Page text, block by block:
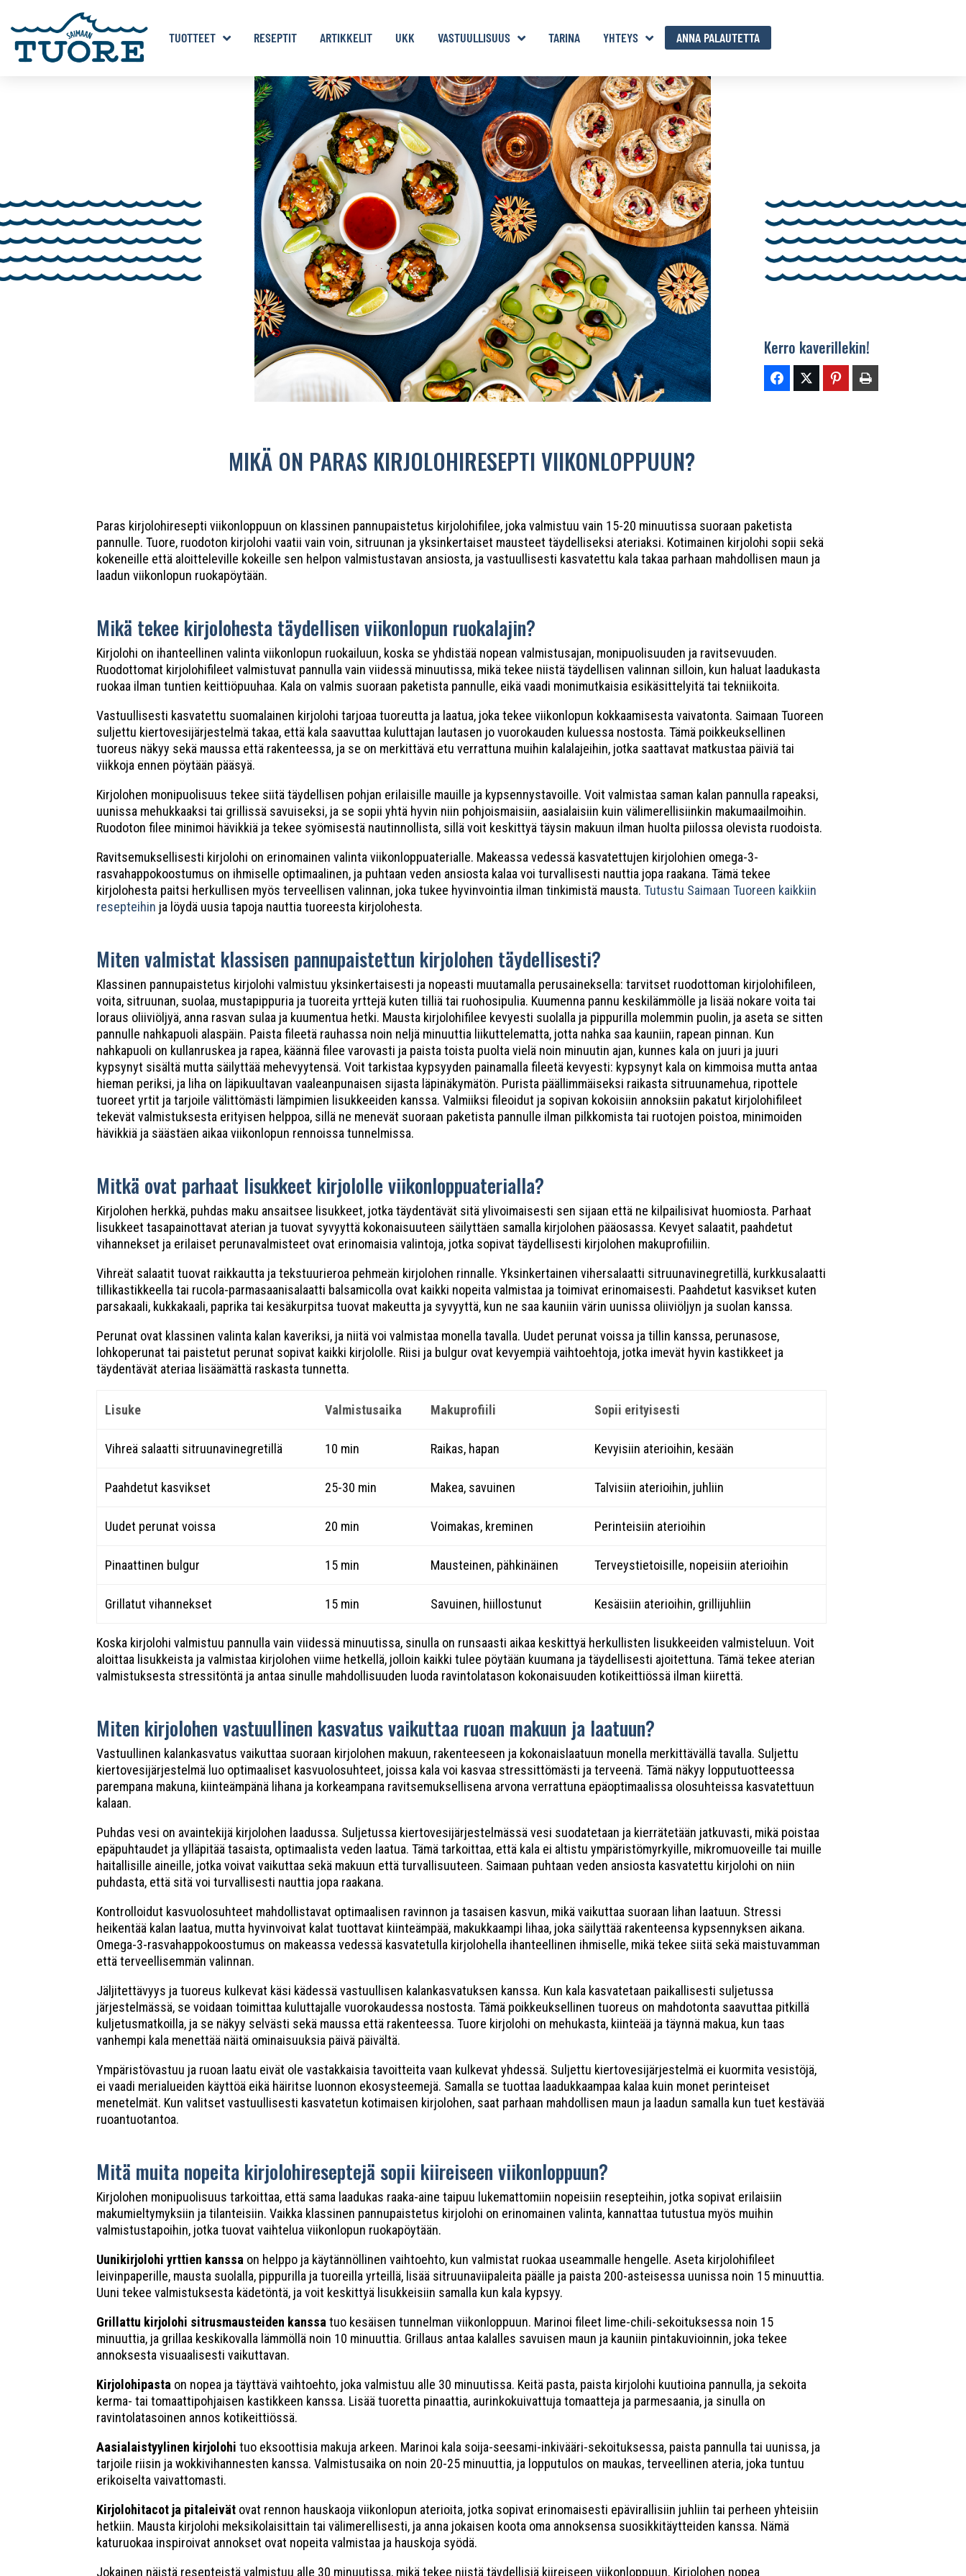
TUOTTEET RESEPTIT ARTIKKELIT UKK VASTUULLISUUS TARINA YHTEYS ANNA PALAUTETTA
Kerro kaverillekin!
MIKÄ ON PARAS KIRJOLOHIRESEPTI VIIKONLOPPUUN?
Paras kirjolohiresepti viikonloppuun on klassinen pannupaistetus kirjolohifilee, joka valmistuu vain 15-20 minuutissa suoraan paketista
pannulle. Tuore, ruodoton kirjolohi vaatii vain voin, sitruunan ja yksinkertaiset mausteet täydelliseksi ateriaksi. Kotimainen kirjolohi sopii sekä
kokeneille että aloitteleville kokeille sen helpon valmistustavan ansiosta, ja vastuullisesti kasvatettu kala takaa parhaan mahdollisen maun ja
laadun viikonlopun ruokapöytään.
Mikä tekee kirjolohesta täydellisen viikonlopun ruokalajin?
Kirjolohi on ihanteellinen valinta viikonlopun ruokailuun, koska se yhdistää nopean valmistusajan, monipuolisuuden ja ravitsevuuden.
Ruodottomat kirjolohifileet valmistuvat pannulla vain viidessä minuutissa, mikä tekee niistä täydellisen valinnan silloin, kun haluat laadukasta
ruokaa ilman tuntien keittiöpuuhaa. Kala on valmis suoraan paketista pannulle, eikä vaadi monimutkaisia esikäsittelyitä tai tekniikoita.
Vastuullisesti kasvatettu suomalainen kirjolohi tarjoaa tuoreutta ja laatua, joka tekee viikonlopun kokkaamisesta vaivatonta. Saimaan Tuoreen
suljettu kiertovesijärjestelmä takaa, että kala saavuttaa kuluttajan lautasen jo vuorokauden kuluessa nostosta. Tämä poikkeuksellinen
tuoreus näkyy sekä maussa että rakenteessa, ja se on merkittävä etu verrattuna muihin kalalajeihin, jotka saattavat matkustaa päiviä tai
viikkoja ennen pöytään pääsyä.
Kirjolohen monipuolisuus tekee siitä täydellisen pohjan erilaisille mauille ja kypsennystavoille. Voit valmistaa saman kalan pannulla rapeaksi,
uunissa mehukkaaksi tai grillissä savuiseksi, ja se sopii yhtä hyvin niin pohjoismaisiin, aasialaisiin kuin välimerellisiinkin makumaailmoihin.
Ruodoton filee minimoi hävikkiä ja tekee syömisestä nautinnollista, sillä voit keskittyä täysin makuun ilman huolta piilossa olevista ruodoista.
Ravitsemuksellisesti kirjolohi on erinomainen valinta viikonloppuaterialle. Makeassa vedessä kasvatettujen kirjolohien omega-3-
rasvahappokoostumus on ihmiselle optimaalinen, ja puhtaan veden ansiosta kalaa voi turvallisesti nauttia jopa raakana. Tämä tekee
kirjolohesta paitsi herkullisen myös terveellisen valinnan, joka tukee hyvinvointia ilman tinkimistä mausta.Tutustu Saimaan Tuoreen kaikkiin
resepteihin ja löydä uusia tapoja nauttia tuoreesta kirjolohesta.
Miten valmistat klassisen pannupaistettun kirjolohen täydellisesti?
Klassinen pannupaistetus kirjolohi valmistuu yksinkertaisesti ja nopeasti muutamalla perusaineksella: tarvitset ruodottoman kirjolohifileen,
voita, sitruunan, suolaa, mustapippuria ja tuoreita yrttejä kuten tilliä tai ruohosipulia. Kuumenna pannu keskilämmölle ja lisää nokare voita tai
loraus oliiviöljyä, anna rasvan sulaa ja kuumentua hetki. Mausta kirjolohifilee kevyesti suolalla ja pippurilla molemmin puolin, ja aseta se sitten
pannulle nahkapuoli alaspäin. Paista fileetä rauhassa noin neljä minuuttia liikuttelematta, jotta nahka saa kauniin, rapean pinnan. Kun
nahkapuoli on kullanruskea ja rapea, käännä filee varovasti ja paista toista puolta vielä noin minuutin ajan, kunnes kala on juuri ja juuri
kypsynyt sisältä mutta säilyttää mehevyytensä. Voit tarkistaa kypsyyden painamalla fileetä kevyesti: kypsynyt kala on kimmoisa mutta antaa
hieman periksi, ja liha on läpikuultavan vaaleanpunaisen sijasta läpinäkymätön. Purista päällimmäiseksi raikasta sitruunamehua, ripottele
tuoreet yrtit ja tarjoile välittömästi lämpimien lisukkeeiden kanssa. Valmiiksi fileoidut ja sopivan kokoisiin annoksiin pakatut kirjolohifileet
tekevät valmistuksesta erityisen helppoa, sillä ne menevät suoraan paketista pannulle ilman pilkkomista tai ruotojen poistoa, minimoiden
hävikkiä ja säästäen aikaa viikonlopun rennoissa tunnelmissa.
Mitkä ovat parhaat lisukkeet kirjololle viikonloppuaterialla?
Kirjolohen herkkä, puhdas maku ansaitsee lisukkeet, jotka täydentävät sitä ylivoimaisesti sen sijaan että ne kilpailisivat huomiosta. Parhaat
lisukkeet tasapainottavat aterian ja tuovat syvyyttä kokonaisuuteen säilyttäen samalla kirjolohen pääosassa. Kevyet salaatit, paahdetut
vihannekset ja erilaiset perunavalmisteet ovat erinomaisia valintoja, jotka sopivat täydellisesti kirjolohen makuprofiiliin.
Vihreät salaatit tuovat raikkautta ja tekstuurieroa pehmeän kirjolohen rinnalle. Yksinkertainen vihersalaatti sitruunavinegretillä, kurkkusalaatti
tillikastikkeella tai rucola-parmasaanisalaatti balsamicolla ovat kaikki nopeita valmistaa ja toimivat erinomaisesti. Paahdetut kasvikset kuten
parsakaali, kukkakaali, paprika tai kesäkurpitsa tuovat makeutta ja syvyyttä, kun ne saa kauniin värin uunissa oliiviöljyn ja suolan kanssa.
Perunat ovat klassinen valinta kalan kaveriksi, ja niitä voi valmistaa monella tavalla. Uudet perunat voissa ja tillin kanssa, perunasose,
lohkoperunat tai paistetut perunat sopivat kaikki kirjololle. Riisi ja bulgur ovat kevyempiä vaihtoehtoja, jotka imevät hyvin kastikkeet ja
täydentävät ateriaa lisäämättä raskasta tunnetta.
Lisuke Valmistusaika Makuprofiili Sopii erityisesti
Vihreä salaatti sitruunavinegretillä 10 min Raikas, hapan Kevyisiin aterioihin, kesään
Paahdetut kasvikset 25-30 min Makea, savuinen Talvisiin aterioihin, juhliin
Uudet perunat voissa 20 min Voimakas, kreminen Perinteisiin aterioihin
Pinaattinen bulgur 15 min Mausteinen, pähkinäinen Terveystietoisille, nopeisiin aterioihin
Grillatut vihannekset 15 min Savuinen, hiillostunut Kesäisiin aterioihin, grillijuhliin
Koska kirjolohi valmistuu pannulla vain viidessä minuutissa, sinulla on runsaasti aikaa keskittyä herkullisten lisukkeeiden valmisteluun. Voit
aloittaa lisukkeista ja valmistaa kirjolohen viime hetkellä, jolloin kaikki tulee pöytään kuumana ja täydellisesti ajoitettuna. Tämä tekee aterian
valmistuksesta stressitöntä ja antaa sinulle mahdollisuuden luoda ravintolatason kokonaisuuden kotikeittiössä ilman kiirettä.
Miten kirjolohen vastuullinen kasvatus vaikuttaa ruoan makuun ja laatuun?
Vastuullinen kalankasvatus vaikuttaa suoraan kirjolohen makuun, rakenteeseen ja kokonaislaatuun monella merkittävällä tavalla. Suljettu
kiertovesijärjestelmä luo optimaaliset kasvuolosuhteet, joissa kala voi kasvaa stressittömästi ja terveenä. Tämä näkyy lopputuotteessa
parempana makuna, kiinteämpänä lihana ja korkeampana ravitsemuksellisena arvona verrattuna epäoptimaalissa olosuhteissa kasvatettuun
kalaan.
Puhdas vesi on avaintekijä kirjolohen laadussa. Suljetussa kiertovesijärjestelmässä vesi suodatetaan ja kierrätetään jatkuvasti, mikä poistaa
epäpuhtaudet ja ylläpitää tasaista, optimaalista veden laatua. Tämä tarkoittaa, että kala ei altistu ympäristömyrkyille, mikromuoveille tai muille
haitallisille aineille, jotka voivat vaikuttaa sekä makuun että turvallisuuteen. Saimaan puhtaan veden ansiosta kasvatettu kirjolohi on niin
puhdasta, että sitä voi turvallisesti nauttia jopa raakana.
Kontrolloidut kasvuolosuhteet mahdollistavat optimaalisen ravinnon ja tasaisen kasvun, mikä vaikuttaa suoraan lihan laatuun. Stressi
heikentää kalan laatua, mutta hyvinvoivat kalat tuottavat kiinteämpää, makukkaampi lihaa, joka säilyttää rakenteensa kypsennyksen aikana.
Omega-3-rasvahappokoostumus on makeassa vedessä kasvatetulla kirjolohella ihanteellinen ihmiselle, mikä tekee siitä sekä maistuvamman
että terveellisemmän valinnan.
Jäljitettävyys ja tuoreus kulkevat käsi kädessä vastuullisen kalankasvatuksen kanssa. Kun kala kasvatetaan paikallisesti suljetussa
järjestelmässä, se voidaan toimittaa kuluttajalle vuorokaudessa nostosta. Tämä poikkeuksellinen tuoreus on mahdotonta saavuttaa pitkillä
kuljetusmatkoilla, ja se näkyy selvästi sekä maussa että rakenteessa. Tuore kirjolohi on mehukasta, kiinteää ja täynnä makua, kun taas
vanhempi kala menettää näitä ominaisuuksia päivä päivältä.
Ympäristövastuu ja ruoan laatu eivät ole vastakkaisia tavoitteita vaan kulkevat yhdessä. Suljettu kiertovesijärjestelmä ei kuormita vesistöjä,
ei vaadi merialueiden käyttöä eikä häiritse luonnon ekosysteemejä. Samalla se tuottaa laadukkaampaa kalaa kuin monet perinteiset
menetelmät. Kun valitset vastuullisesti kasvatetun kotimaisen kirjolohen, saat parhaan mahdollisen maun ja laadun samalla kun tuet kestävää
ruoantuotantoa.
Mitä muita nopeita kirjolohireseptejä sopii kiireiseen viikonloppuun?
Kirjolohen monipuolisuus tarkoittaa, että sama laadukas raaka-aine taipuu lukemattomiin nopeisiin resepteihin, jotka sopivat erilaisiin
makumieltymyksiin ja tilanteisiin. Vaikka klassinen pannupaistetus kirjolohi on erinomainen valinta, kannattaa tutustua myös muihin
valmistustapoihin, jotka tuovat vaihtelua viikonlopun ruokapöytään.
Uunikirjolohi yrttien kanssa on helppo ja käytännöllinen vaihtoehto, kun valmistat ruokaa useammalle hengelle. Aseta kirjolohifileet
leivinpaperille, mausta suolalla, pippurilla ja tuoreilla yrteillä, lisää sitruunaviipaleita päälle ja paista 200-asteisessa uunissa noin 15 minuuttia.
Uuni tekee valmistuksesta kädetöntä, ja voit keskittyä lisukkeisiin samalla kun kala kypsyy.
Grillattu kirjolohi sitrusmausteiden kanssatuo kesäisen tunnelman viikonloppuun. Marinoi fileet lime-chili-sekoituksessa noin 15
minuuttia, ja grillaa keskikovalla lämmöllä noin 10 minuuttia. Grillaus antaa kalalles savuisen maun ja kauniin pintakuvioinnin, joka tekee
annoksesta visuaalisesti vaikuttavan.
Kirjolohipasta on nopea ja täyttävä vaihtoehto, joka valmistuu alle 30 minuutissa. Keitä pasta, paista kirjolohi kuutioina pannulla, ja sekoita
kerma- tai tomaattipohjaisen kastikkeen kanssa. Lisää tuoretta pinaattia, aurinkokuivattuja tomaatteja ja parmesaania, ja sinulla on
ravintolatasoinen annos kotikeittiössä.
Aasialaistyylinen kirjolohi tuo eksoottisia makuja arkeen. Marinoi kala soija-seesami-inkivääri-sekoituksessa, paista pannulla tai uunissa, ja
tarjoile riisin ja wokkivihannesten kanssa. Valmistusaika on noin 20-25 minuuttia, ja lopputulos on maukas, terveellinen ateria, joka tuntuu
erikoiselta vaivattomasti.
Kirjolohitacot ja pitaleivät ovat rennon hauskaoja viikonlopun aterioita, jotka sopivat erinomaisesti epävirallisiin juhliin tai perheen yhteisiin
hetkiin. Mausta kirjolohi meksikolaisittain tai välimerellisesti, ja anna jokaisen koota oma annoksensa suosikkitäytteiden kanssa. Nämä
katuruokaa inspiroivat annokset ovat nopeita valmistaa ja hauskoja syödä.
Jokainen näistä resepteistä valmistuu alle 30 minuutissa, mikä tekee niistä täydellisiä kiireiseen viikonloppuun. Kirjolohen nopea